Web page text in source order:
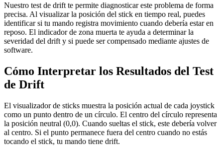
Nuestro test de drift te permite diagnosticar este problema de forma
precisa. Al visualizar la posición del stick en tiempo real, puedes
identificar si tu mando registra movimiento cuando debería estar en
reposo. El indicador de zona muerta te ayuda a determinar la
severidad del drift y si puede ser compensado mediante ajustes de
software.
Cómo Interpretar los Resultados del Test
de Drift
El visualizador de sticks muestra la posición actual de cada joystick
como un punto dentro de un círculo. El centro del círculo representa
la posición neutral (0,0). Cuando sueltas el stick, este debería volver
al centro. Si el punto permanece fuera del centro cuando no estás
tocando el stick, tu mando tiene drift.